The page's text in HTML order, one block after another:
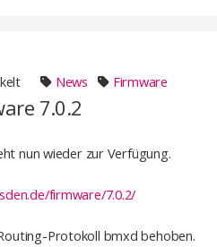
News Firmware
7.0.2
nun wieder zur Verfügung.
firmware/7.0.2/
Protokoll bmxd behoben.